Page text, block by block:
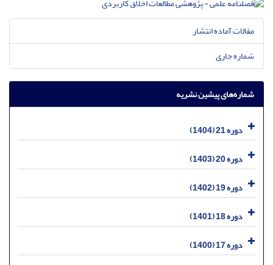
مقالات آماده انتشار
شماره جاری
شماره‌های پیشین نشریه
دوره 21 (1404)
دوره 20 (1403)
دوره 19 (1402)
دوره 18 (1401)
دوره 17 (1400)